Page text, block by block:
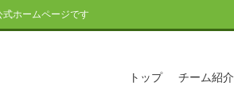
ホームページです
トップ チーム紹介